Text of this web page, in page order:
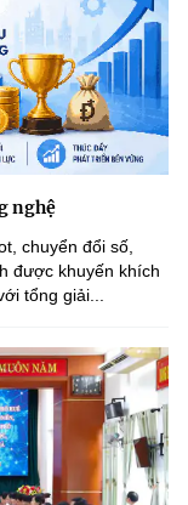
nghệ
chuyển đổi số,
được khuyến khích
tổng giải...